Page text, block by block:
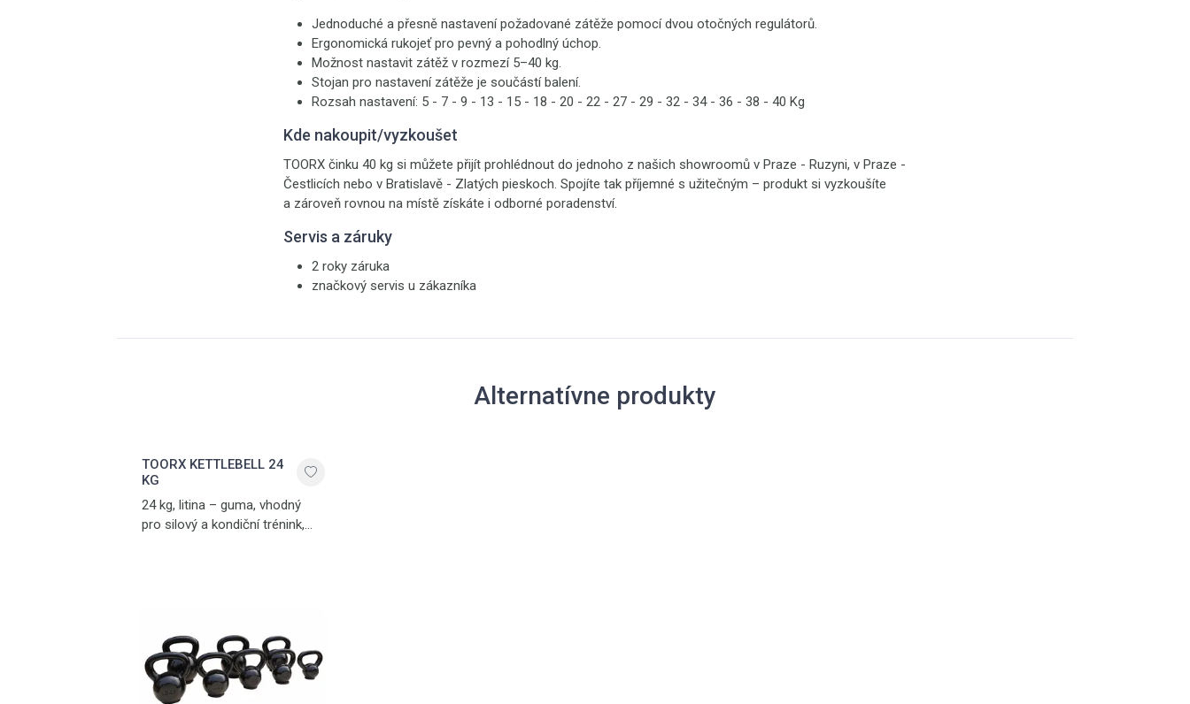
Jednoduché a přesně nastavení požadované zátěže pomocí dvou otočných regulátorů.
Ergonomická rukojeť pro pevný a pohodlný úchop.
Možnost nastavit zátěž v rozmezí 5–40 kg.
Stojan pro nastavení zátěže je součástí balení.
Rozsah nastavení: 5 - 7 - 9 - 13 - 15 - 18 - 20 - 22 - 27 - 29 - 32 - 34 - 36 - 38 - 40 Kg
Kde nakoupit/vyzkoušet
TOORX činku 40 kg si můžete přijít prohlédnout do jednoho z našich showroomů v Praze - Ruzyni, v Praze -
Čestlicích nebo v Bratislavě - Zlatých pieskoch. Spojíte tak příjemné s užitečným – produkt si vyzkoušíte
a zároveň rovnou na místě získáte i odborné poradenství.
Servis a záruky
2 roky záruka
značkový servis u zákazníka
Alternatívne produkty
TOORX KETTLEBELL 24
KG
24 kg, litina – guma, vhodný
pro silový a kondiční trénink,